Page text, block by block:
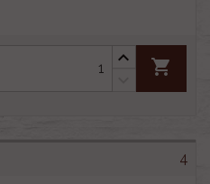
shopping_cart
4